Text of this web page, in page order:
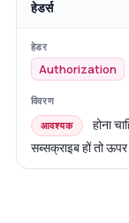
हेडर्स
Authorization
आवश्यक होना
सब्सक्राइब हों तो